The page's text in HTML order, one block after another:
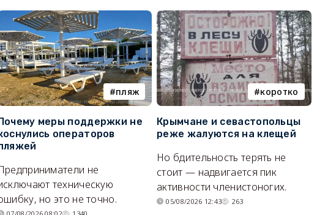
пляж
меры поддержки не
операторов
не
техническую
но это не точно.
07/08/2026 08:02 1340
коротко
Крымчане и севастопольцы
реже жалуются на клещей
Но бдительность терять не
стоит — надвигается пик
активности членистоногих.
05/08/2026 12:43 263